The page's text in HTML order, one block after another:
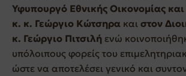
Υφυπουργό Εθνικής Οικονομίας
κ. κ. Γεώργιο Κώτσηρα και στον
κ. Γεώργιο Πιτσιλή ενώ
υπόλοιπους φορείς του
ώστε να αποτελέσει γενικό και